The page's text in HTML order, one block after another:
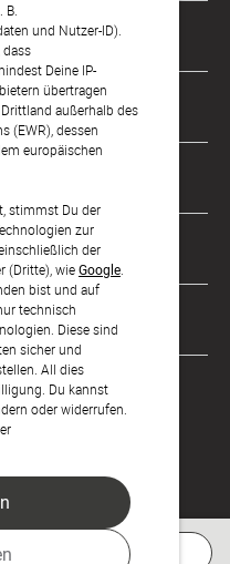
und Nutzer-ID).
dass
Deine IP-
übertragen
außerhalb des
(EWR), dessen
europäischen
stimmst Du der
zur
der
(Dritte), wieGoogle
bist und auf
technisch
Diese sind
sicher und
All dies
Du kannst
oder widerrufen.